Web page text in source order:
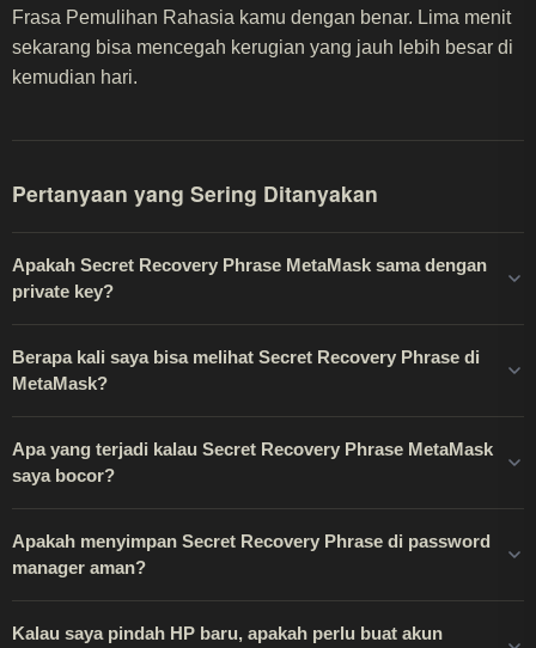
Frasa Pemulihan Rahasia kamu dengan benar. Lima menit
sekarang bisa mencegah kerugian yang jauh lebih besar di
kemudian hari.
Pertanyaan yang Sering Ditanyakan
Apakah Secret Recovery Phrase MetaMask sama dengan
private key?
Berapa kali saya bisa melihat Secret Recovery Phrase di
MetaMask?
Apa yang terjadi kalau Secret Recovery Phrase MetaMask
saya bocor?
Apakah menyimpan Secret Recovery Phrase di password
manager aman?
Kalau saya pindah HP baru, apakah perlu buat akun